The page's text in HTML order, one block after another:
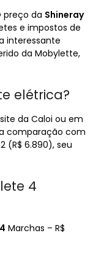
preço da Shineray
e impostos de
interessante
da Mobylette,
elétrica?
da Caloi ou em
comparação com
(R$ 6.890), seu
4
Marchas – R$